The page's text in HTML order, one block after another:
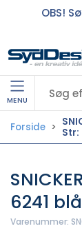
OBS!
MENU
Forside
Str:
6241
Varenummer: